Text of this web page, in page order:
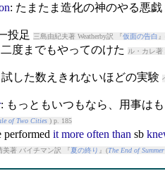
: たまたま造化の神のやる悪戯
投足 三島由紀夫著 Weatherby訳 『仮面の告白
度までもやってのけた ル・カレ
試した数えきれないほどの実験
: もっともいつもなら、用事は
of Two Cities) p. 185
performed it more often than sb
美著 バイチマン訳 『夏の終り 』(The End of Summer